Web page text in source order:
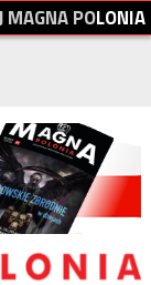
MAGNAPOLONIA